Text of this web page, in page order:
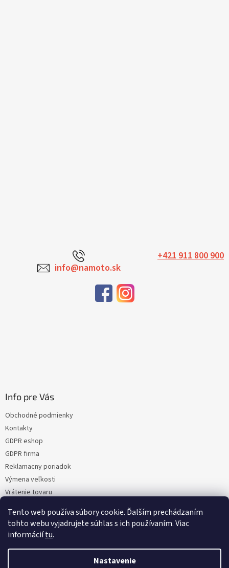
Tento web používa súbory cookie. Ďalším prechádzaním
tohto webu vyjadrujete súhlas s ich používaním. Viac
informáciítu.
Nastavenie
+421 911 800 900
info@namoto.sk
Info pre Vás
Obchodné podmienky
Kontakty
GDPR eshop
GDPR firma
Reklamacny poriadok
Výmena veľkosti
Vrátenie tovaru
Moja objednávka
Vytvoril Shoptet